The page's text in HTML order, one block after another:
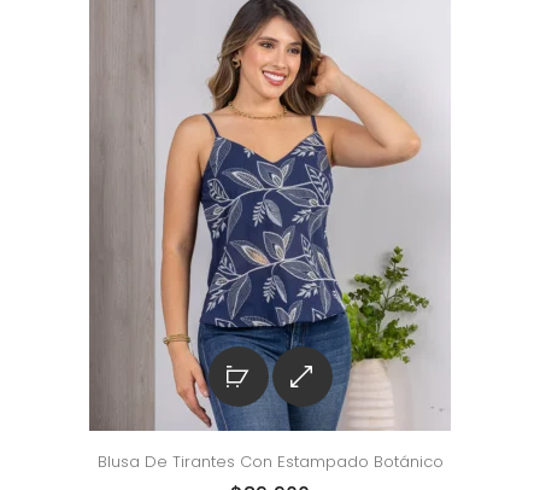
Blusa De Tirantes Con Estampado Botánico